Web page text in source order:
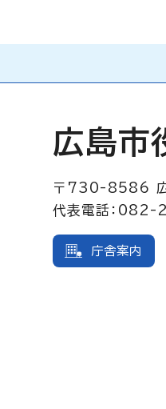
広島市
〒730-8586
代表電話：
庁舎案内